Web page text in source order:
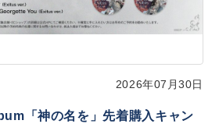
2026年07月30日
「神の名を」先着購入キャン